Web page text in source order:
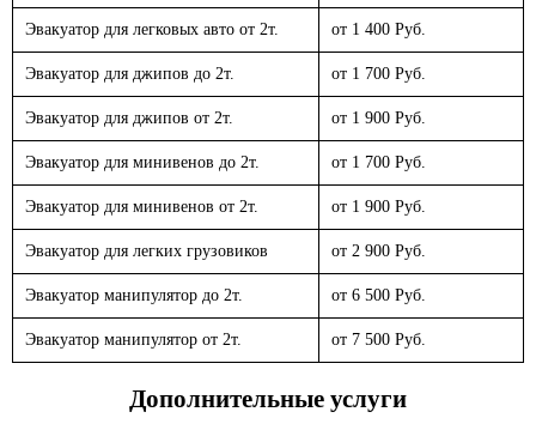
Эвакуатор для легковых авто от 2т. от 1 400 Руб.
Эвакуатор для джипов до 2т. от 1 700 Руб.
Эвакуатор для джипов от 2т. от 1 900 Руб.
Эвакуатор для минивенов до 2т. от 1 700 Руб.
Эвакуатор для минивенов от 2т. от 1 900 Руб.
Эвакуатор для легких грузовиков от 2 900 Руб.
Эвакуатор манипулятор до 2т. от 6 500 Руб.
Эвакуатор манипулятор от 2т. от 7 500 Руб.
Дополнительные услуги